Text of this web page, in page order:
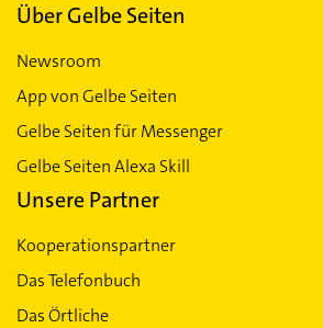
Über Gelbe Seiten
Newsroom
App von Gelbe Seiten
Gelbe Seiten für Messenger
Gelbe Seiten Alexa Skill
Unsere Partner
Kooperationspartner
Das Telefonbuch
Das Örtliche